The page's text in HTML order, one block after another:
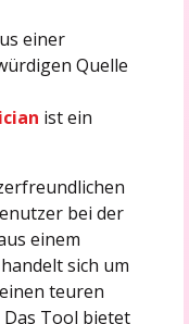
einer
Quelle
ist ein
bei der
einem
sich um
teuren
Tool bietet